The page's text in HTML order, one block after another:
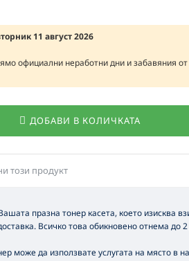
11 август 2026
официални неработни дни и забавяния от
ДОБАВИ В КОЛИЧКАТА
този продукт
празна тонер касета, което изисква
Всичко това обикновено отнема до
може да използвате услугата на място в